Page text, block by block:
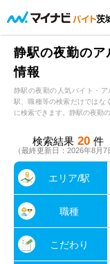
茨
静駅の夜勤のア
情報
静駅の夜勤の人気バイト・
駅、職種等の検索だけではな
に検索できます。静駅の夜勤
検索結果 20 件
（最終更新日：2026年8月7
エリア/駅
職種
こだわり